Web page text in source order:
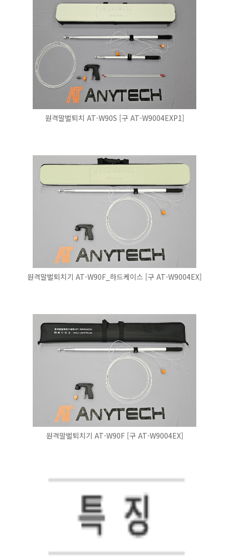
원격말벌퇴치 AT-W90S [구 AT-W9004EXP1]
원격말벌퇴치기 AT-W90F_하드케이스 [구 AT-W9004EX]
원격말벌퇴치기 AT-W90F [구 AT-W9004EX]